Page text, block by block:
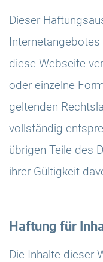
Dieser
diese Webseite
oder einzelne
geltenden
vollständig
übrigen Teile des
ihrer Gültigkeit
Haftung für
Die Inhalte dieser